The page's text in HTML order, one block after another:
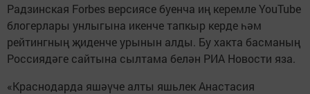
Радзинская Forbes версиясе буенча иң керемле YouTube
блогерлары унлыгына икенче тапкыр керде һәм
рейтингның җиденче урынын алды. Бу хакта басманың
Россиядәге сайтына сылтама белән РИА Новости яза.
«Краснодарда яшәүче алты яшьлек Анастасия